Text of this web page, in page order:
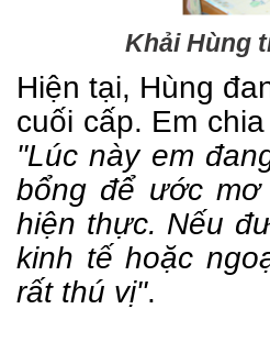
Khải Hùng
Hiện tại, Hùng
cuối cấp. Em
"Lúc này em
bổng để ước
hiện thực. Nếu
kinh tế hoặc
rất thú vị".